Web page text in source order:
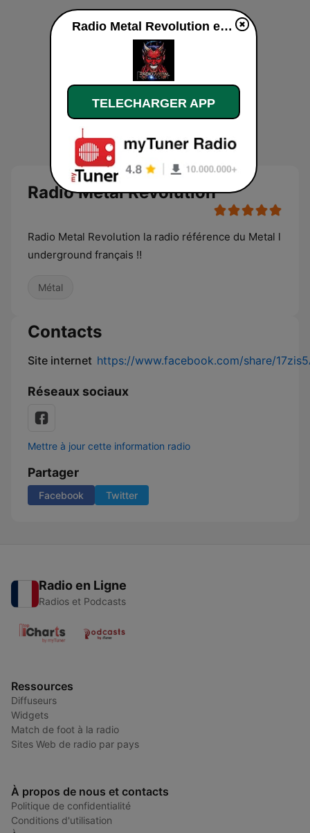
Radio Metal Revolution
Radio Metal Revolution la radio référence du Metal l
underground français ‼️
Métal
Contacts
Site internet https://www.facebook.com/share/
Réseaux sociaux
Mettre à jour cette information radio
Partager
Facebook Twitter
Radio en Ligne
Radios et Podcasts
Ressources
Diffuseurs
Widgets
Match de foot à la radio
Sites Web de radio par pays
À propos de nous et contacts
Politique de confidentialité
Conditions d'utilisation
Radio Metal Revolution en ligne
TELECHARGER APP